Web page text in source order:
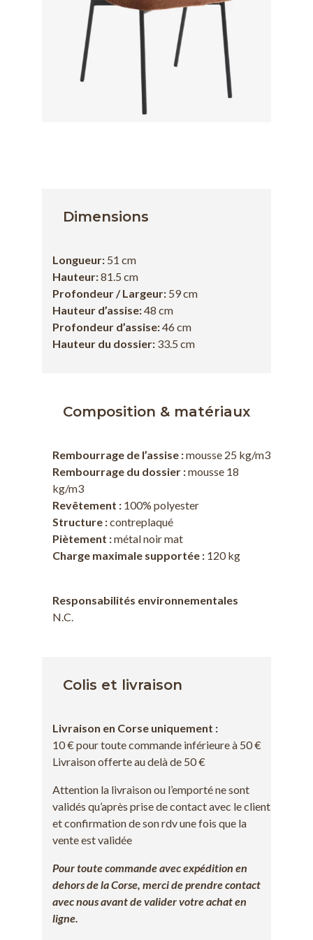
Dimensions
Longueur: 51 cm
Hauteur:81.5 cm
Profondeur / Largeur: 59 cm
Hauteur d’assise:48 cm
Profondeur d’assise:46 cm
Hauteur du dossier: 33.5 cm
Composition & matériaux
Rembourrage de l’assise :mousse 25 kg/m3
Rembourrage du dossier :mousse 18
kg/m3
Revêtement :100% polyester
Structure :contreplaqué
Piètement :métal noir mat
Charge maximale supportée :120 kg
Responsabilités environnementales
N.C.
Colis et livraison
Livraison en Corse uniquement :
10 € pour toute commande inférieure à 50 €
Livraison offerte au delà de 50 €
Attention la livraison ou l’emporté ne sont
validés qu’après prise de contact avec le client
et confirmation de son rdv une fois que la
vente est validée
Pour toute commande avec expédition en
dehors de la Corse, merci de prendre contact
avec nous avant de valider votre achat en
ligne.